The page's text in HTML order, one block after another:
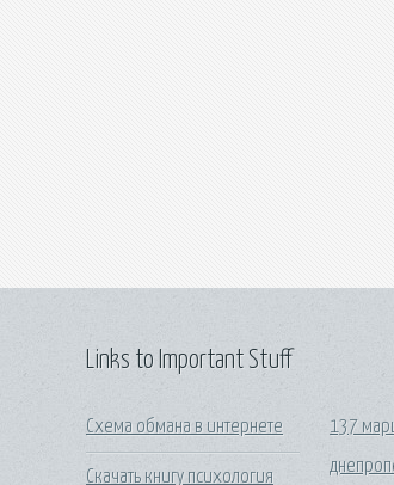
Links to Important Stuff
Схема обмана в интернете
Скачать книгу психология
137